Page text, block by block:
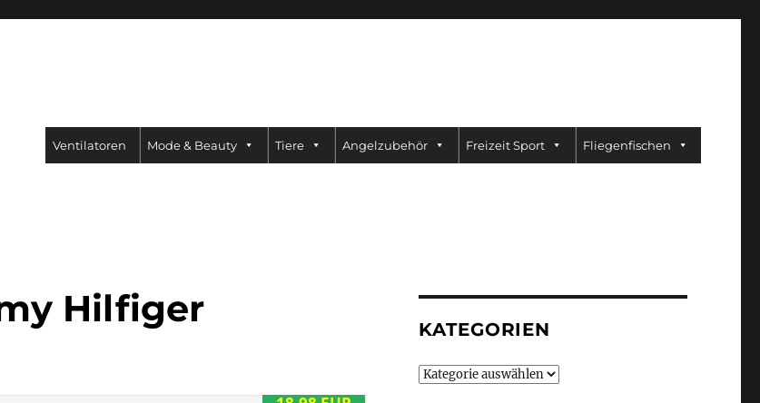
Ventilatoren Mode & Beauty Tiere Angelzubehör Freizeit Sport Fliegenfischen
Hilfiger KATEGORIEN
Kategorien